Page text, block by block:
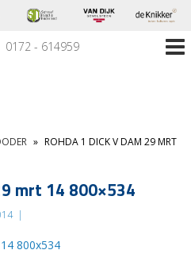
0172 - 614959
» ROHDA 1 DICK V DAM 29 MRT
mrt 14 800×534
|